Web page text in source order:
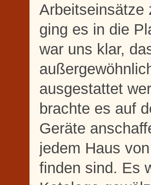
Arbeitseinsätze
ging es in die
war uns klar,
ausgestattet
brachte es auf
Geräte
jedem Haus
finden sind. Es